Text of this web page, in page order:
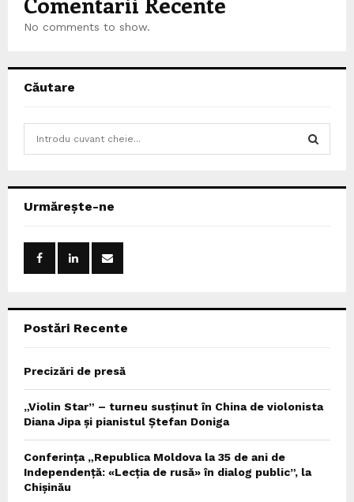
No comments to show.
Căutare
h
Urmărește-ne
Postări Recente
Precizări de presă
„Violin Star” – turneu susținut în China de violonista
Diana Jipa și pianistul Ștefan Doniga
Conferința „Republica Moldova la 35 de ani de
Independență: «Lecția de rusă» în dialog public”, la
Chișinău